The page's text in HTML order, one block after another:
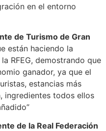
en el entorno
de Turismo de Gran
están haciendo la
RFEG, demostrando que
ganador, ya que el
estancias más
ingredientes todos ellos
de la Real Federación